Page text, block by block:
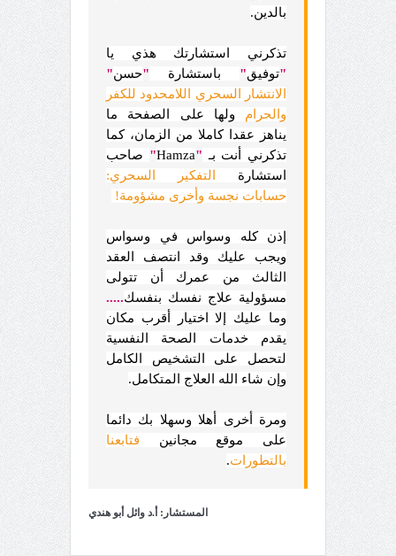
بالدين.
تذكرني استشارتك هذي يا
"توفيق" باستشارة "حسن"
الانتشار السحري اللامحدود للكفر
والحرام ولها على الصفحة ما
يناهز عقدا كاملا من الزمان، كما
تذكرني أنت بـ "
Hamza
" صاحب
استشارة
التفكير السحري:
حسابات نجسة وأخرى مشؤومة!
إذن كله وسواس في وسواس
ويجب عليك وقد انتصف العقد
الثالث من عمرك أن تتولى
مسؤولية علاج نفسك بنفسك.....
وما عليك إلا اختيار أقرب مكان
يقدم خدمات الصحة النفسية
لتحصل على التشخيص الكامل
وإن شاء الله العلاج المتكامل.
ومرة أخرى أهلا وسهلا بك دائما
على موقع مجانين فتابعنا
بالتطورات.
المستشار: أ.د وائل أبو هندي